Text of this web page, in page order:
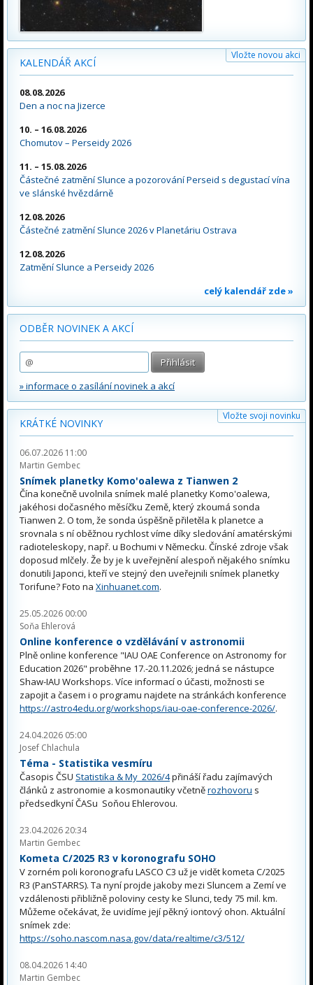
KALENDÁŘ AKCÍ
Vložte novou akci
08.08.2026
Den a noc na Jizerce
10. – 16.08.2026
Chomutov – Perseidy 2026
11. – 15.08.2026
Částečné zatmění Slunce a pozorování Perseid s degustací vína
ve slánské hvězdárně
12.08.2026
Částečné zatmění Slunce 2026 v Planetáriu Ostrava
12.08.2026
Zatmění Slunce a Perseidy 2026
celý kalendář zde »
ODBĚR NOVINEK A AKCÍ
» informace o zasílání novinek a akcí
Vložte svoji novinku
KRÁTKÉ NOVINKY
06.07.2026 11:00
Martin Gembec
Snímek planetky Komo'oalewa z Tianwen 2
Čína konečně uvolnila snímek malé planetky Komo'oalewa,
jakéhosi dočasného měsíčku Země, který zkoumá sonda
Tianwen 2. O tom, že sonda úspěšně přiletěla k planetce a
srovnala s ní oběžnou rychlost víme díky sledování amatérskými
radioteleskopy, např. u Bochumi v Německu. Čínské zdroje však
doposud mlčely. Že by je k uveřejnění alespoň nějakého snímku
donutili Japonci, kteří ve stejný den uveřejnili snímek planetky
Torifune? Foto na Xinhuanet.com.
25.05.2026 00:00
Soňa Ehlerová
Online konference o vzdělávání v astronomii
Plně online konference "IAU OAE Conference on Astronomy for
Education 2026" proběhne 17.-20.11.2026; jedná se nástupce
Shaw-IAU Workshops. Více informací o účasti, možnosti se
zapojit a časem i o programu najdete na stránkách konference
https://astro4edu.org/workshops/iau-oae-conference-2026/.
24.04.2026 05:00
Josef Chlachula
Téma - Statistika vesmíru
Časopis ČSU Statistika & My 2026/4přináší řadu zajímavých
článků z astronomie a kosmonautiky včetněrozhovoru s
předsedkyní ČASu Soňou Ehlerovou.
23.04.2026 20:34
Martin Gembec
Kometa C/2025 R3 v koronografu SOHO
V zorném poli koronografu LASCO C3 už je vidět kometa C/2025
R3 (PanSTARRS). Ta nyní projde jakoby mezi Sluncem a Zemí ve
vzdálenosti přibližně poloviny cesty ke Slunci, tedy 75 mil. km.
Můžeme očekávat, že uvidíme její pěkný iontový ohon. Aktuální
snímek zde:
https://soho.nascom.nasa.gov/data/realtime/c3/512/
08.04.2026 14:40
Martin Gembec